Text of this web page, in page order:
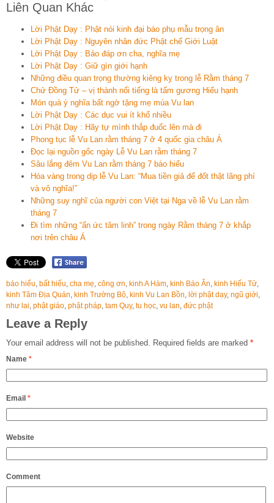
Liên Quan Khác
Lời Phật Dạy : Phật nói kinh đại báo phụ mẫu trọng ân
Lời Phật Dạy : Nguyên nhân đức Phật chế Giới Luật
Lời Phật Dạy : Báo đáp ơn cha, nghĩa mẹ
Lời Phật Dạy : Giữ gìn giới hạnh
Những điều quan trọng thường kiêng kỵ trong lễ Rằm tháng 7
Chử Đồng Tử – vị thành nổi tiếng là tấm gương Hiếu hạnh
Món quà ý nghĩa bất ngờ tặng mẹ mùa Vu lan
Lời Phật Dạy : Các dục vui ít khổ nhiều
Lời Phật Dạy : Hãy tự mình thắp đuốc lên mà đi
Phong tục lễ Vu Lan rằm tháng 7 ở 4 quốc gia châu Á
Đọc lại nguồn gốc ngày Lễ Vu Lan rằm tháng 7
Sâu lắng đêm Vu Lan rằm tháng 7 báo hiếu
Hóa vàng trong dịp lễ Vu Lan: “Mua tiền giả để đốt thật lãng phí
và vô nghĩa!”
Những suy nghĩ của người con Việt tại Nga về lễ Vu Lan rằm
tháng 7
Đi tìm những “ẩn ức tâm linh” trong ngày Rằm tháng 7 ở khắp
nơi trên châu Á
báo hiếu, bất hiếu, cha mẹ, công ơn, kinh A Hàm, kinh Báo Ân, kinh Hiếu Tử,
kinh Tâm Địa Quán, kinh Trường Bộ, kinh Vu Lan Bồn, lời phật dạy, ngũ giới,
như lai, phật giáo, phật pháp, tam Quy, tu học, vu lan, đức phật
Leave a Reply
Your email address will not be published. Required fields are marked *
Name *
Email *
Website
Comment